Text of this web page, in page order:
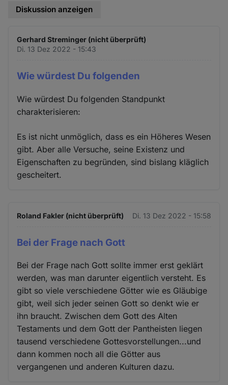
Diskussion anzeigen
Gerhard Streminger (nicht überprüft)
Di. 13 Dez 2022 - 15:43
Wie würdest Du folgenden
Wie würdest Du folgenden Standpunkt
charakterisieren:
Es ist nicht unmöglich, dass es ein Höheres Wesen
gibt. Aber alle Versuche, seine Existenz und
Eigenschaften zu begründen, sind bislang kläglich
gescheitert.
Roland Fakler (nicht überprüft) Di. 13 Dez 2022 - 15:58
Bei der Frage nach Gott
Bei der Frage nach Gott sollte immer erst geklärt
werden, was man darunter eigentlich versteht. Es
gibt so viele verschiedene Götter wie es Gläubige
gibt, weil sich jeder seinen Gott so denkt wie er
ihn braucht. Zwischen dem Gott des Alten
Testaments und dem Gott der Pantheisten liegen
tausend verschiedene Gottesvorstellungen...und
dann kommen noch all die Götter aus
vergangenen und anderen Kulturen dazu.